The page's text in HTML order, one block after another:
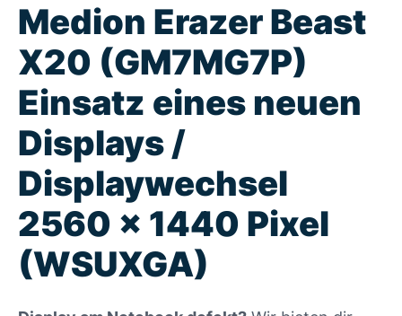
Medion Erazer Beast
X20 (GM7MG7P)
Einsatz eines neuen
Displays /
Displaywechsel
2560 x 1440 Pixel
(WSUXGA)